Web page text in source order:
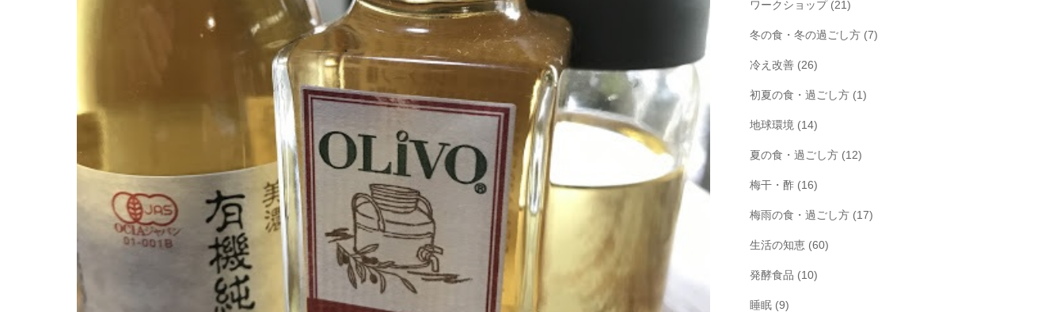
ワークショップ(21)
冬の食・冬の過ごし方 (7)
冷え改善 (26)
初夏の食・過ごし方 (1)
地球環境 (14)
夏の食・過ごし方 (12)
梅干・酢 (16)
梅雨の食・過ごし方 (17)
生活の知恵 (60)
発酵食品 (10)
睡眠 (9)